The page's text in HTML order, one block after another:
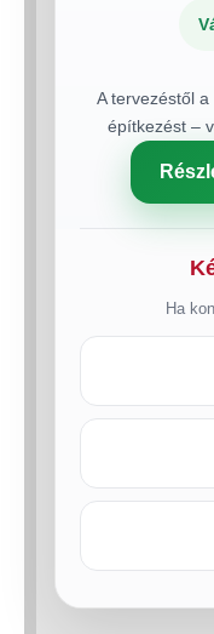
A tervezéstől
építkezést –
Ha